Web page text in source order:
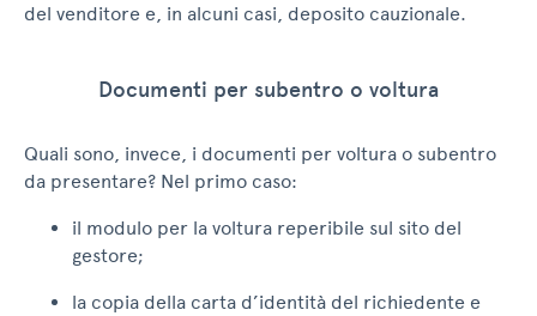
del venditore e, in alcuni casi, deposito cauzionale.
Documenti per subentro o voltura
Quali sono, invece, i documenti per voltura o subentro
da presentare? Nel primo caso:
il modulo per la voltura reperibile sul sito del
gestore;
la copia della carta d’identità del richiedente e